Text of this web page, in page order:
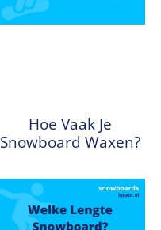
Hoe Vaak Je
Snowboard Waxen?